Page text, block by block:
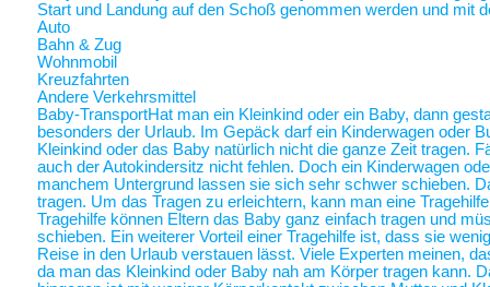
Start und Landung auf den Schoß genommen werden und mit
Auto
Bahn & Zug
Wohnmobil
Kreuzfahrten
Andere Verkehrsmittel
Baby-TransportHat man ein Kleinkind oder ein Baby, dann
besonders der Urlaub. Im Gepäck darf ein Kinderwagen oder
Kleinkind oder das Baby natürlich nicht die ganze Zeit tragen.
auch der Autokindersitz nicht fehlen. Doch ein Kinderwagen
manchem Untergrund lassen sie sich sehr schwer schieben.
tragen. Um das Tragen zu erleichtern, kann man eine
Tragehilfe können Eltern das Baby ganz einfach tragen und
schieben. Ein weiterer Vorteil einer Tragehilfe ist, dass sie
Reise in den Urlaub verstauen lässt. Viele Experten meinen,
da man das Kleinkind oder Baby nah am Körper tragen kann.